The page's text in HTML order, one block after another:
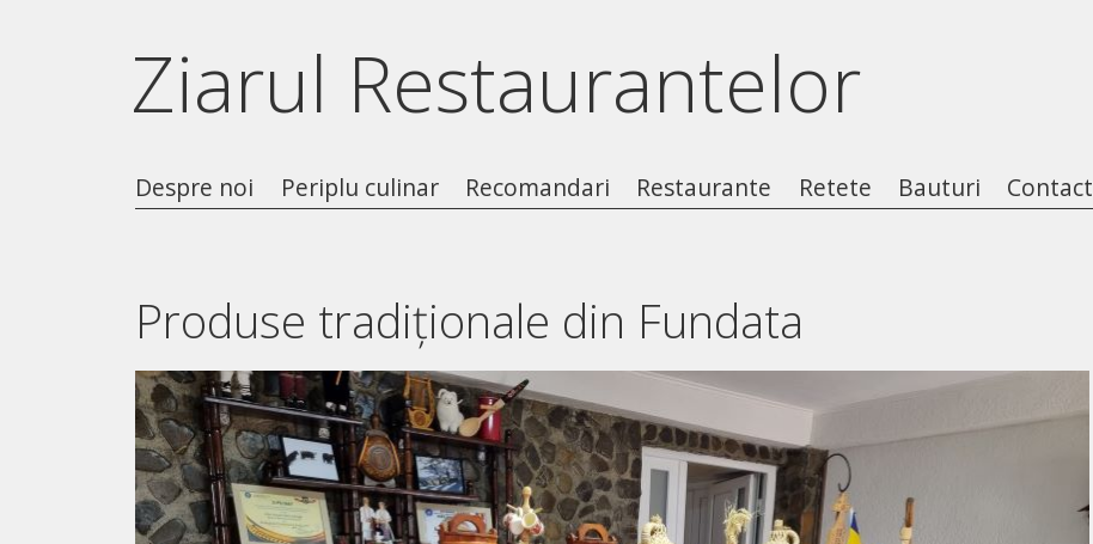
Ziarul Restaurantelor
Despre noi Periplu culinar Recomandari Restaurante Retete Bauturi Contact
Produse tradiționale din Fundata